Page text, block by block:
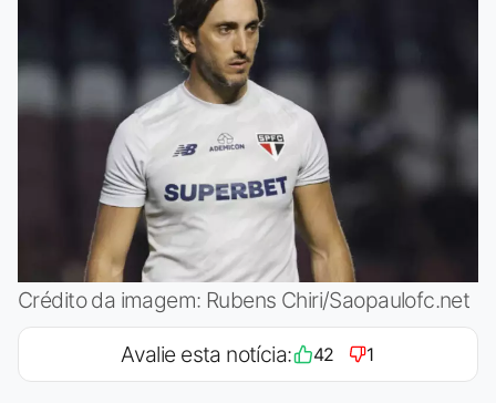
Crédito da imagem: Rubens Chiri/Saopaulofc.net
Avalie esta notícia: 42 1